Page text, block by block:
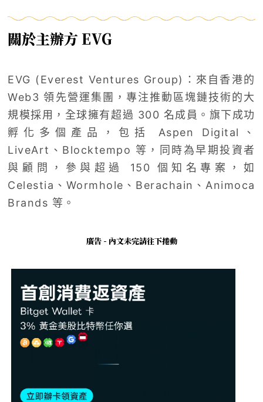
關於主辦方 EVG
EVG (Everest Ventures Group)：來自香港的
Web3 領先營運集團，專注推動區塊鏈技術的大
規模採用，全球擁有超過 300 名成員。旗下成功
孵化多個產品，包括 Aspen Digital、
LiveArt、Blocktempo 等，同時為早期投資者
與顧問，參與超過 150 個知名專案，如
Celestia、Wormhole、Berachain、Animoca
Brands 等。
廣告 - 內文未完請往下捲動